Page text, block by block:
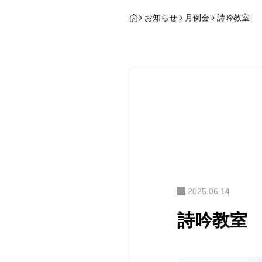
お知らせ 月例会 詩吟教室
2025.06.14
詩吟教室